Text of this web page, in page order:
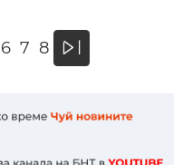
6 7 8 »